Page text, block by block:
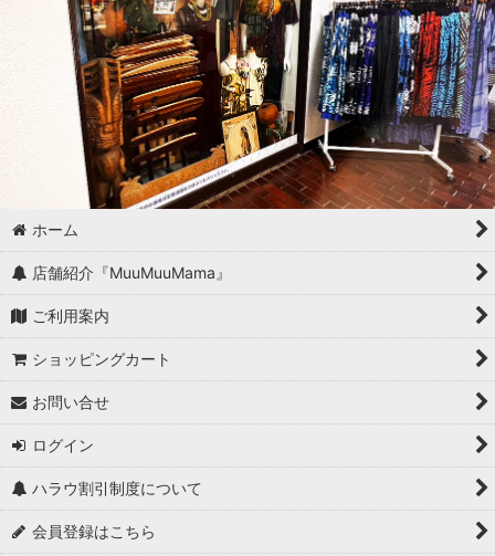
ホーム
店舗紹介『MuuMuuMama』
ご利用案内
ショッピングカート
お問い合せ
ログイン
ハラウ割引制度について
会員登録はこちら